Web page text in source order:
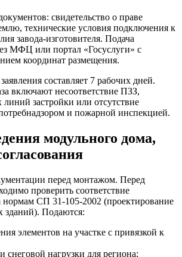
свидетельство о праве
технические условия подключения к
завода-изготовителя. Подача
МФЦ или портал «Госуслуги» с
координат размещения.
составляет 7 рабочих дней.
включают несоответствие ПЗЗ,
застройки или отсутствие
и пожарной инспекцией.
модульного дома,
перед монтажом. Перед
проверить соответствие
нормам СП 31-105-2002 (проектирование
зданий). Подаются:
элементов на участке с привязкой к
снеговой нагрузки для региона;